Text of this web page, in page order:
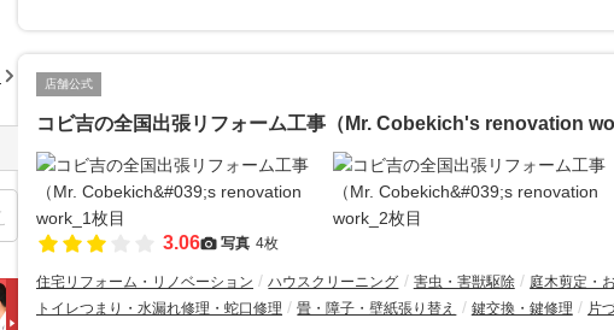
店舗公式
コビ吉の全国出張リフォーム工事（Mr. Cobekich's renovation
3.06 写真 4枚
住宅リフォーム・リノベーション ハウスクリーニング 害虫・害獣駆除
庭木剪定・
トイレつまり・水漏れ修理・蛇口修理
畳・障子・壁紙張り替え 鍵交換・鍵修理 片